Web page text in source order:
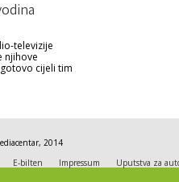
televizije
njihove
cijeli tim
2014
E-bilten Impressum Uputstva za